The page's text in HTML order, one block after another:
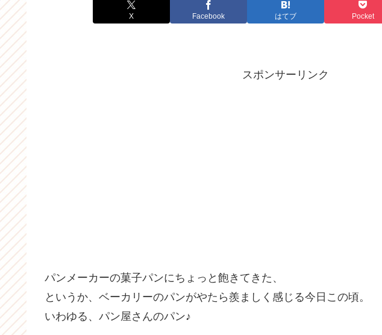
X Facebook はてブ Pocket
スポンサーリンク
パンメーカーの菓子パンにちょっと飽きてきた、
というか、ベーカリーのパンがやたら羨ましく感じる今日この頃。
いわゆる、パン屋さんのパン♪